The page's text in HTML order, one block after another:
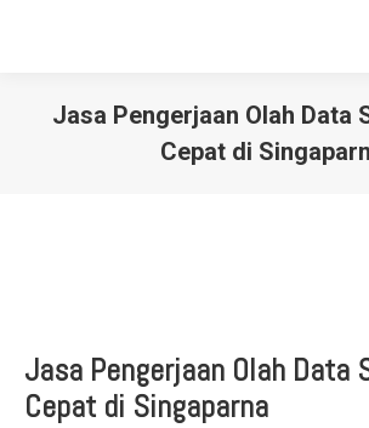
Jasa Pengerjaan Olah Data
Cepat di
Jasa Pengerjaan Olah Data
Cepat di Singaparna